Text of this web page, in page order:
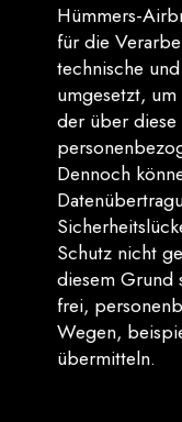
Hümmers-
für die
technische
umgesetzt,
der über
Dennoch
Schutz nicht
diesem Grund
frei,
Wegen,
übermitteln.